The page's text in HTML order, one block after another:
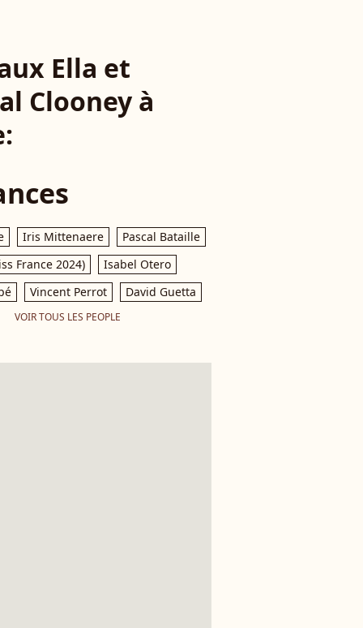
Ella et
Clooney à
Iris Mittenaere
Pascal Bataille
France 2024)
Isabel Otero
Vincent Perrot David Guetta
VOIR TOUS LES PEOPLE